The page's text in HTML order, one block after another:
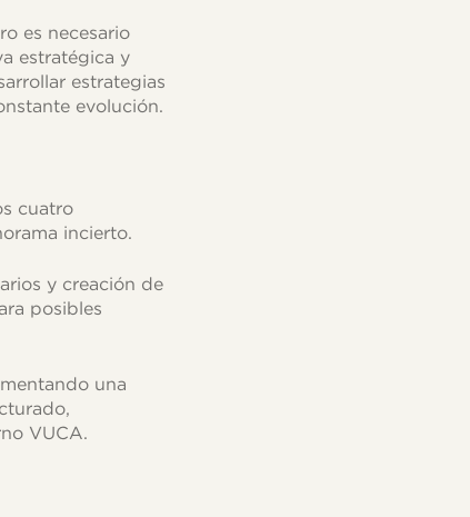
es necesario
estratégica y
estrategias
evolución.
cuatro
incierto.
y creación de
posibles
una
VUCA.